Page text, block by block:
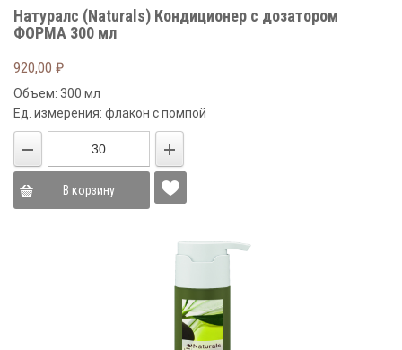
Натуралс (Naturals) Кондиционер с дозатором
ФОРМА 300 мл
920,00 ₽
Объем: 300 мл
Ед. измерения: флакон с помпой
В корзину